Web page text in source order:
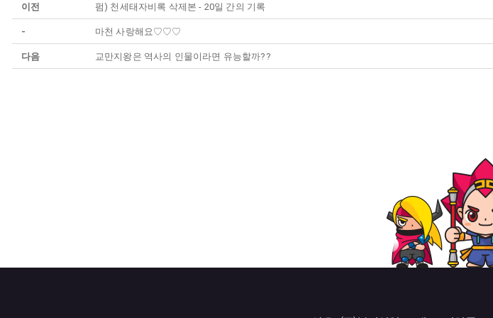
이전 펌) 천세태자비록 삭제본 - 20일 간의 기록
- 마천 사랑해요♡♡♡
다음 교만지왕은 역사의 인물이라면 유능할까??